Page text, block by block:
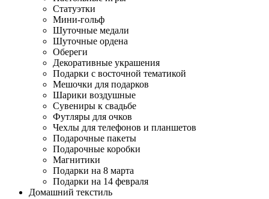
Статуэтки
Мини-гольф
Шуточные медали
Шуточные ордена
Обереги
Декоративные украшения
Подарки с восточной тематикой
Мешочки для подарков
Шарики воздушные
Сувениры к свадьбе
Футляры для очков
Чехлы для телефонов и планшетов
Подарочные пакеты
Подарочные коробки
Магнитики
Подарки на 8 марта
Подарки на 14 февраля
Домашний текстиль